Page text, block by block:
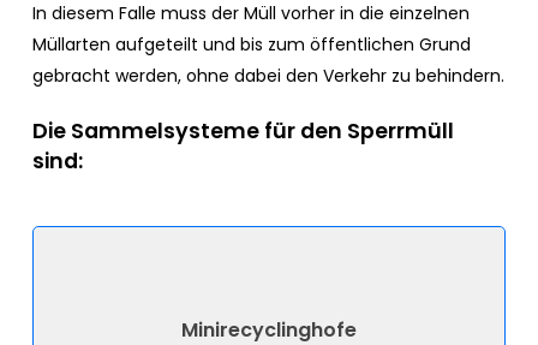
In diesem Falle muss der Müll vorher in die einzelnen
Müllarten aufgeteilt und bis zum öffentlichen Grund
gebracht werden, ohne dabei den Verkehr zu behindern.
Die Sammelsysteme für den Sperrmüll
sind:
Minirecyclinghofe